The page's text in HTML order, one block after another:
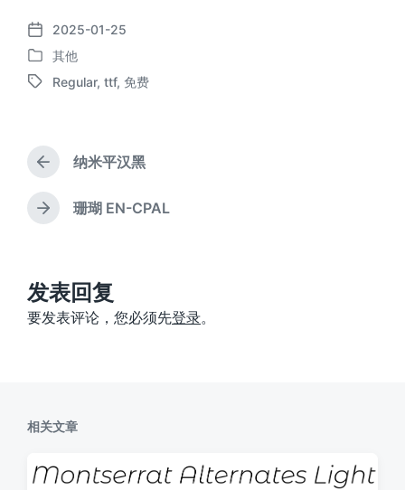
发
布
日
2025-01-25
发
布
其他
标
Regular, ttf, 免费
上
篇
文
章
纳米平汉黑
下
：
珊瑚 EN-CPAL
发表回复
要发表评论，您必须先登录。
相关文章